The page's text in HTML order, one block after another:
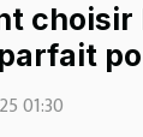
choisir
?
01:30